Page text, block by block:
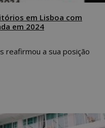
em Lisboa com
em 2024
reafirmou a sua posição